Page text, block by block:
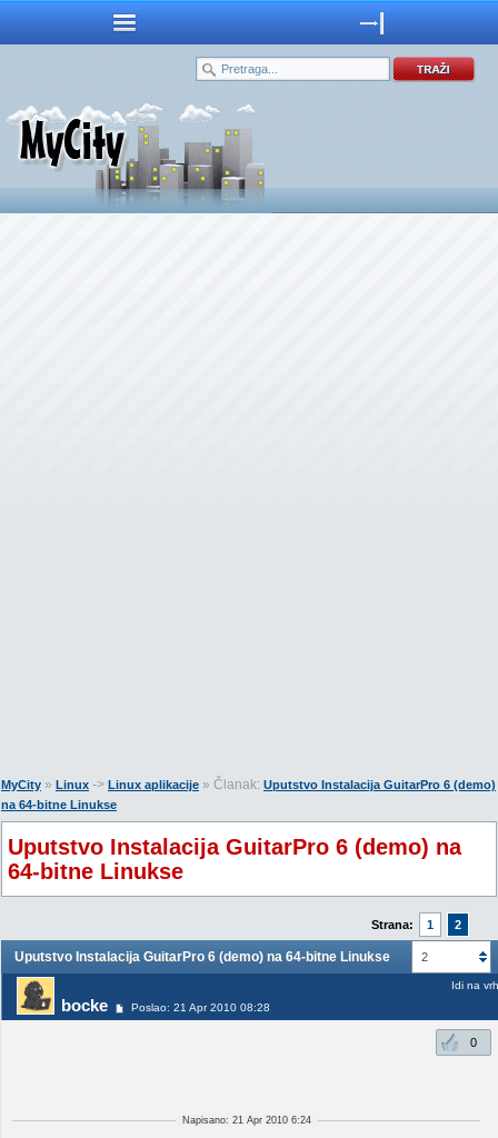
MyCity » Linux -> Linux aplikacije » Članak: Uputstvo Instalacija GuitarPro 6 (demo)
na 64-bitne Linukse
Uputstvo Instalacija GuitarPro 6 (demo) na
64-bitne Linukse
Strana: 1 2
2
Uputstvo Instalacija GuitarPro 6 (demo) na 64-bitne Linukse
bocke Poslao: 21 Apr 2010 08:28
Idi na vrh
0
Napisano: 21 Apr 2010 6:24